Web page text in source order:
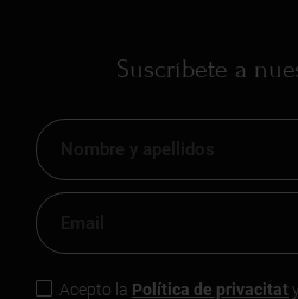
Suscríbete a
Acepto la Política de privacitat